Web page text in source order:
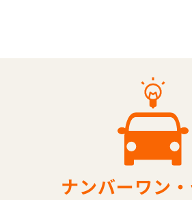
ナンバーワン